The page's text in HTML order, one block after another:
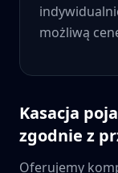
możliwą
Kasacja
zgodnie z
Oferujemy